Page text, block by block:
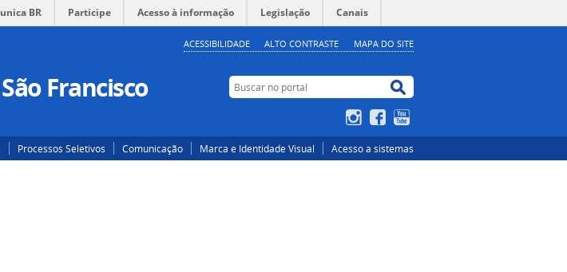
BR Participe Acesso à informação Legislação Canais
ACESSIBILIDADE ALTO CONTRASTE MAPA DO SITE
Francisco Buscar no portal
Buscar no portal
InstagramFacebook
Processos Seletivos Comunicação Marca e Identidade Visual Acesso a sistemas